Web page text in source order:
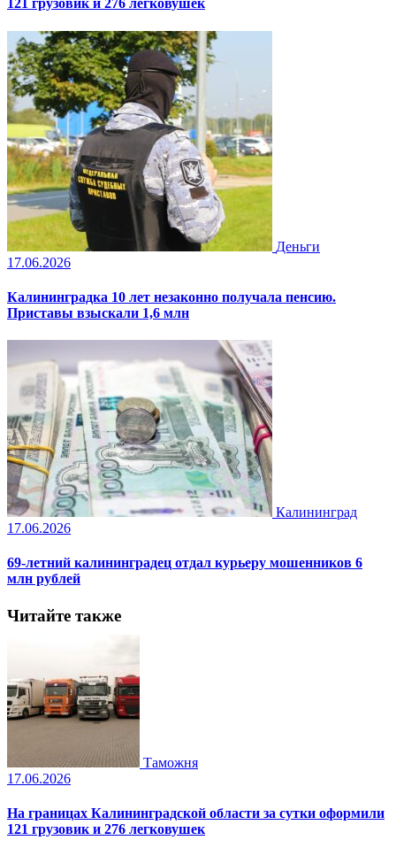
121 грузовик и 276 легковушек
Деньги
17.06.2026
Калининградка 10 лет незаконно получала пенсию.
Приставы взыскали 1,6 млн
Калининград
17.06.2026
69-летний калининградец отдал курьеру мошенников 6
млн рублей
Читайте также
Таможня
17.06.2026
На границах Калининградской области за сутки оформили
121 грузовик и 276 легковушек